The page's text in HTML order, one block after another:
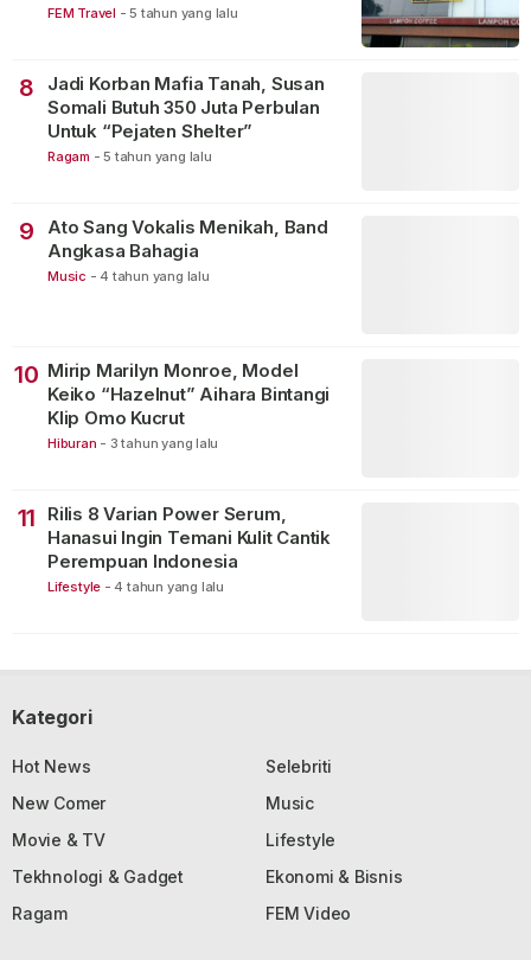
FEM Travel - 5 tahun yang lalu
8
Jadi Korban Mafia Tanah, Susan
Somali Butuh 350 Juta Perbulan
Untuk “Pejaten Shelter”
Ragam - 5 tahun yang lalu
9
Ato Sang Vokalis Menikah, Band
Angkasa Bahagia
Music - 4 tahun yang lalu
10 Mirip Marilyn Monroe, Model
Keiko “Hazelnut” Aihara Bintangi
Klip Omo Kucrut
Hiburan - 3 tahun yang lalu
11
Rilis 8 Varian Power Serum,
Hanasui Ingin Temani Kulit Cantik
Perempuan Indonesia
Lifestyle - 4 tahun yang lalu
Kategori
Hot News
Selebriti
New Comer
Music
Movie & TV
Lifestyle
Tekhnologi & Gadget
Ekonomi & Bisnis
Ragam
FEM Video